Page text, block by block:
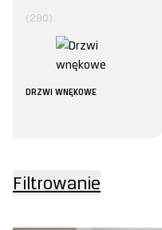
(290)
DRZWI WNĘKOWE
Filtrowanie